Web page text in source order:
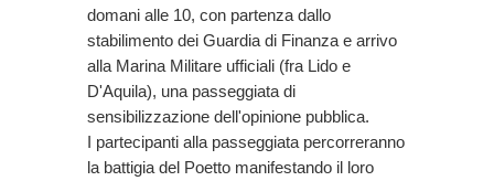
domani alle 10, con partenza dallo
stabilimento dei Guardia di Finanza e arrivo
alla Marina Militare ufficiali (fra Lido e
D'Aquila), una passeggiata di
sensibilizzazione dell'opinione pubblica.
I partecipanti alla passeggiata percorreranno
la battigia del Poetto manifestando il loro